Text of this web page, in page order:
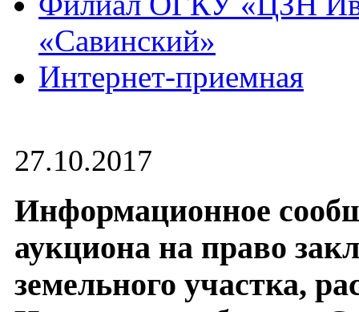
«Савинский»
Интернет-приемная
27.10.2017
Информационное
аукциона на право
земельного участка,